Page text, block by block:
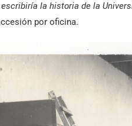
la historia de la
por oficina.